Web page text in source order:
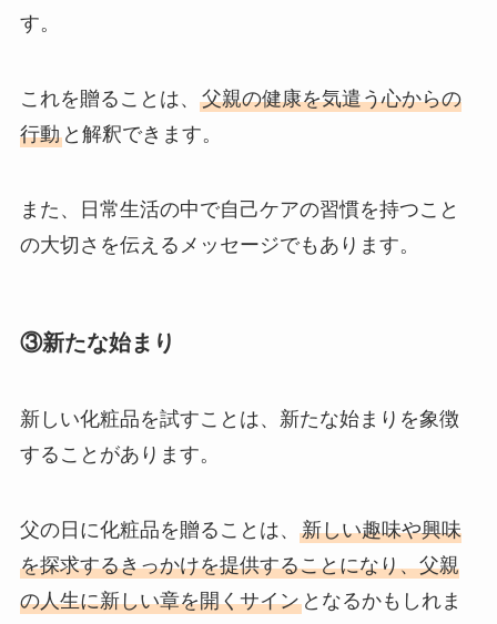
す。
これを贈ることは、 父親の健康を気遣う心からの
行動と解釈できます。
また、日常生活の中で自己ケアの習慣を持つこと
の大切さを伝えるメッセージでもあります。
③新たな始まり
新しい化粧品を試すことは、新たな始まりを象徴
することがあります。
父の日に化粧品を贈ることは、 新しい趣味や興味
を探求するきっかけを提供することになり、父親
の人生に新しい章を開くサインとなるかもしれま